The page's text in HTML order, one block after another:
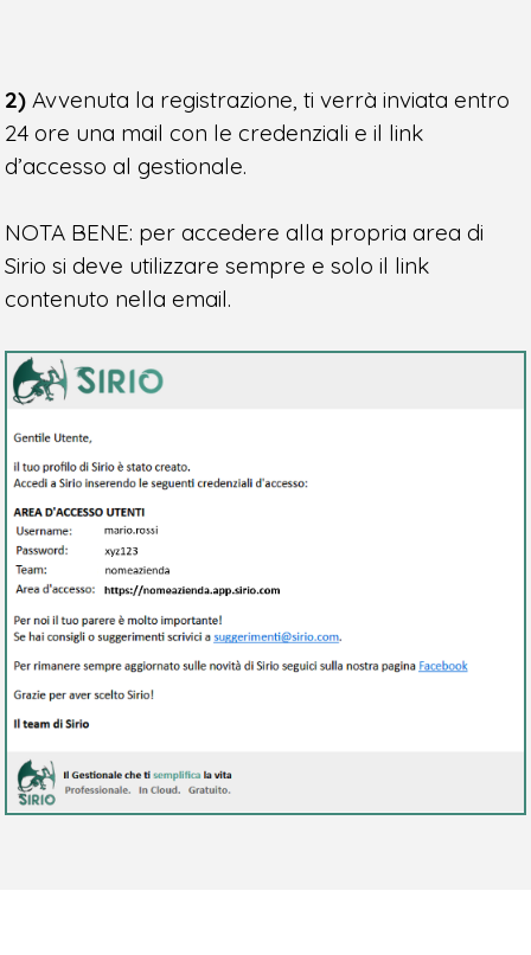
2) Avvenuta la registrazione, ti verrà inviata entro
24 ore una mail con le credenziali e il link
d’accesso al gestionale.
NOTA BENE: per accedere alla propria area di
Sirio si deve utilizzare sempre e solo il link
contenuto nella email.